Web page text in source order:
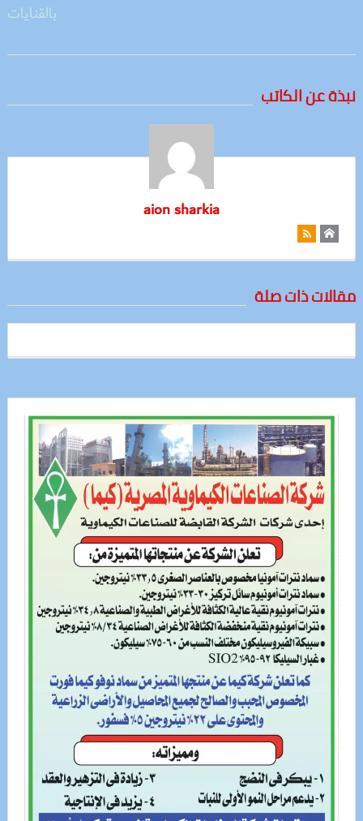
نبذة عن الكاتب
aion sharkia
مقالات ذات صلة